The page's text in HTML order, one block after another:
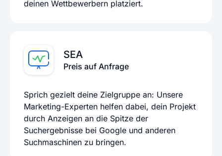
deinen Wettbewerbern platziert.
SEA
Preis auf Anfrage
Sprich gezielt deine Zielgruppe an: Unsere
Marketing-Experten helfen dabei, dein Projekt
durch Anzeigen an die Spitze der
Suchergebnisse bei Google und anderen
Suchmaschinen zu bringen.